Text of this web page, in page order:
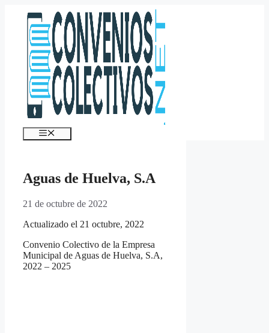
contenido
Menú
Aguas de Huelva, S.A
21 de octubre de 2022
Actualizado el 21 octubre, 2022
Convenio Colectivo de la Empresa
Municipal de Aguas de Huelva, S.A,
2022 – 2025